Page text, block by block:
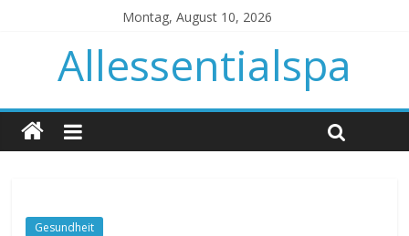
Montag, August 10, 2026
Allessentialspa
Gesundheit